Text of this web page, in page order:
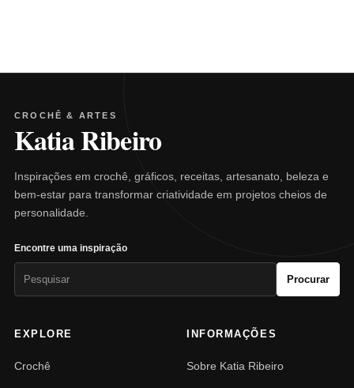
CROCHÊ & ARTES
Katia Ribeiro
Inspirações em crochê, gráficos, receitas, artesanato, beleza e
bem-estar para transformar criatividade em projetos cheios de
personalidade.
Encontre uma inspiração
Procurar
EXPLORE
Crochê
INFORMAÇÕES
Sobre Katia Ribeiro